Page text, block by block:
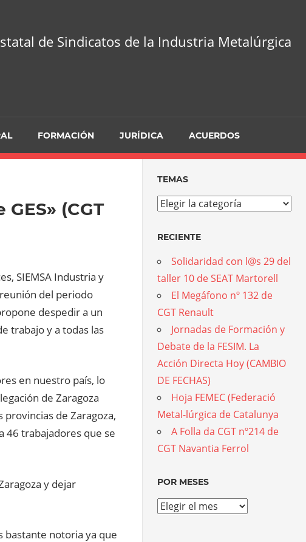
de Sindicatos de la Industria Metalúrgica
FORMACIÓN JURÍDICA ACUERDOS
GES» (CGT
SIEMSA Industria y
del periodo
despedir a un
trabajo y a todas las
en nuestro país, lo
de Zaragoza
de Zaragoza,
46 trabajadores que se
y dejar
bastante notoria ya que
TEMAS
Temas
RECIENTE
Solidaridad con l@s 29 del
taller 10 de SEAT Martorell
El Megáfono nº 132 de
CGT Renault
Jornadas de Formación y
Debate de la FESIM. La
Acción Directa Hoy (CAMBIO
DE FECHAS)
Hoja FEMEC (Federació
Metal-lúrgica de Catalunya
A Folla da CGT nº214 de
CGT Navantia Ferrol
POR MESES
Por